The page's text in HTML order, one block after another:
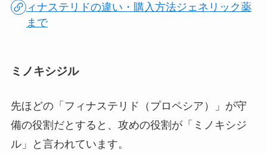
ィナステリドの違い・購入方法ジェネリック薬
まで
ミノキシジル
先ほどの「フィナステリド（プロペシア）」が守
備の役割だとすると、攻めの役割が「ミノキシジ
ル」と言われています。